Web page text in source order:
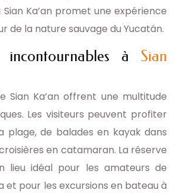
Sian Ka’an promet une expérience
de la nature sauvage du Yucatán.
incontournables à Sian
Sian Ka’an offrent une multitude
Les visiteurs peuvent profiter
plage, de balades en kayak dans
en catamaran. La réserve
lieu idéal pour les amateurs de
et pour les excursions en bateau à